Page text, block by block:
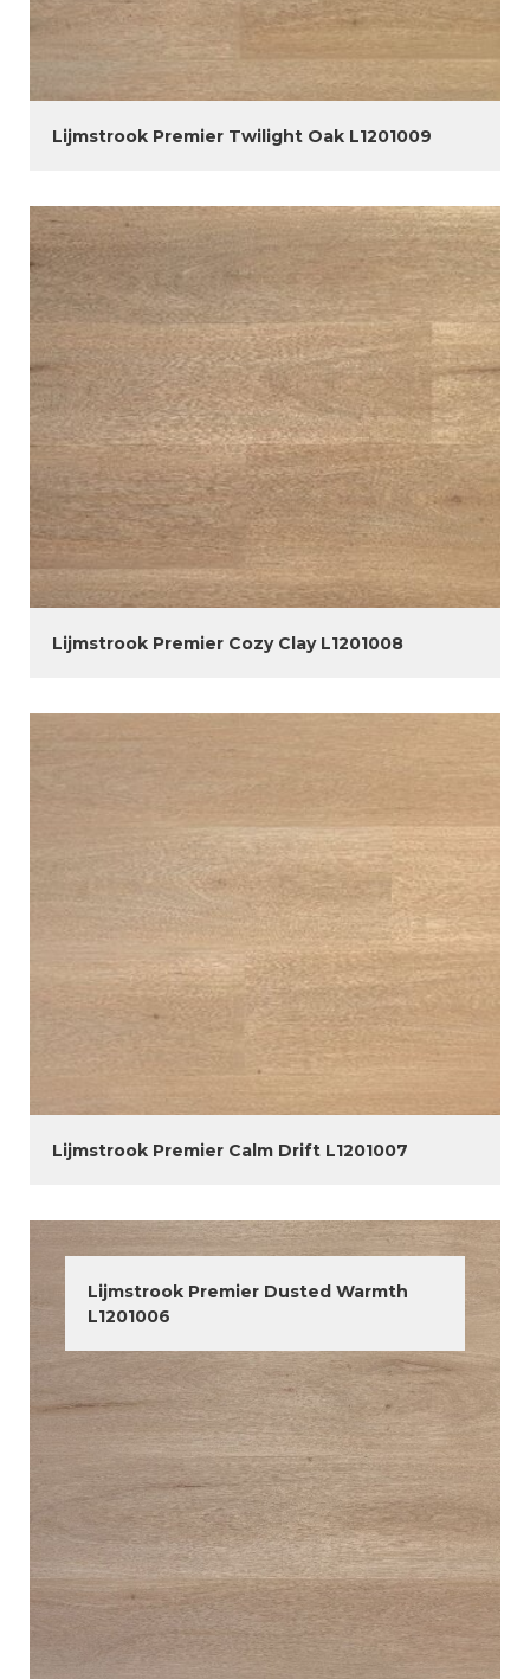
Lijmstrook Premier Twilight Oak L1201009
Lijmstrook Premier Cozy Clay L1201008
Lijmstrook Premier Calm Drift L1201007
Lijmstrook Premier Dusted Warmth
L1201006